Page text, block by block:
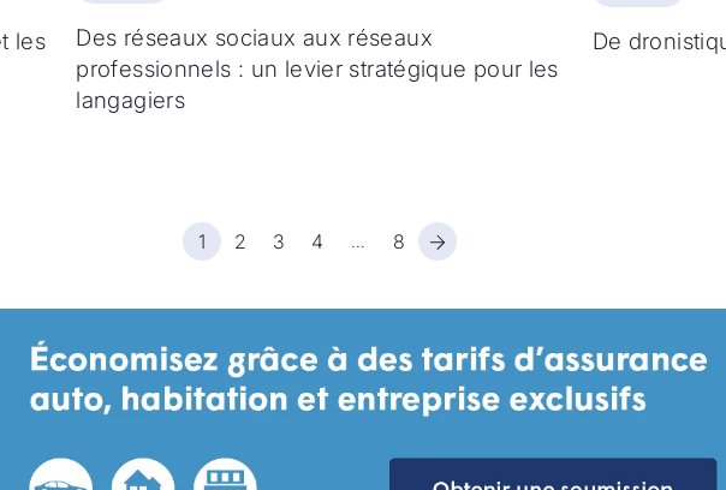
les
Des réseaux sociaux aux réseaux
professionnels : un levier stratégique pour les
langagiers
De
1 2 3 4 … 8
Page suivante